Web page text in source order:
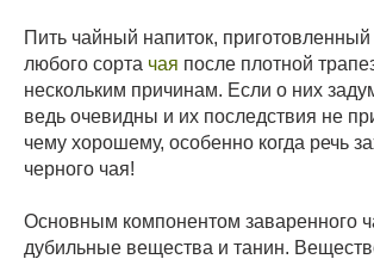
Пить чайный напиток,
любого сорта чая после плотной
нескольким причинам. Если о них
ведь очевидны и их последствия не
чему хорошему, особенно когда речь
черного чая!
Основным компонентом заваренного
дубильные вещества и танин.